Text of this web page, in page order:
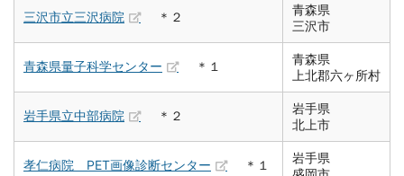
三沢市立三沢病院 ＊２
青森県
三沢市
青森県量子科学センター ＊１
青森県
上北郡六ヶ所村
岩手県立中部病院 ＊２
岩手県
北上市
孝仁病院 PET画像診断センター ＊１
岩手県